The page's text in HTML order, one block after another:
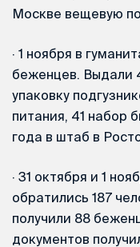
Москве вещевую
· 1 ноября в
беженцев. Выдали
упаковку
питания, 41 набор
года в штаб в
· 31 октября и 1
обратились 187
получили 88
документов